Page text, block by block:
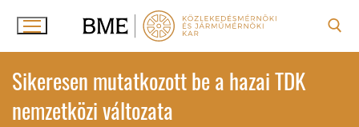
Sikeresen mutatkozott be a hazai TDK
nemzetközi változata